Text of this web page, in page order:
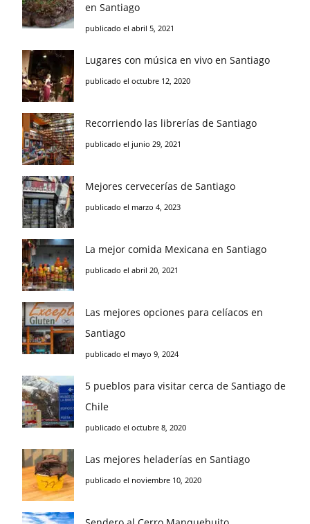
en Santiago
publicado el abril 5, 2021
Lugares con música en vivo en Santiago
publicado el octubre 12, 2020
Recorriendo las librerías de Santiago
publicado el junio 29, 2021
Mejores cervecerías de Santiago
publicado el marzo 4, 2023
La mejor comida Mexicana en Santiago
publicado el abril 20, 2021
Las mejores opciones para celíacos en
Santiago
publicado el mayo 9, 2024
5 pueblos para visitar cerca de Santiago de
Chile
publicado el octubre 8, 2020
Las mejores heladerías en Santiago
publicado el noviembre 10, 2020